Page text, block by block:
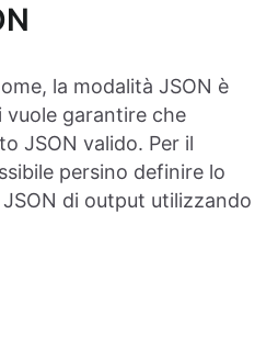
la modalità JSON è
vuole garantire che
JSON valido. Per il
persino definire lo
di output utilizzando